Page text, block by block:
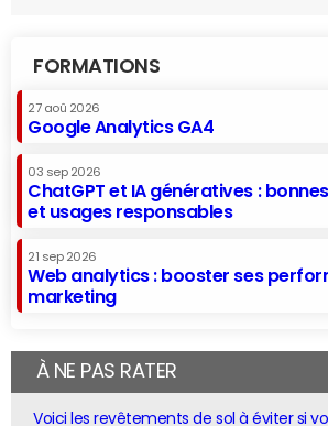
FORMATIONS
27 aoû 2026
Google Analytics GA4
03 sep 2026
ChatGPT et IA génératives :
et usages responsables
21 sep 2026
Web analytics : booster ses
marketing
À NE PAS RATER
Voici les revêtements de sol à éviter si